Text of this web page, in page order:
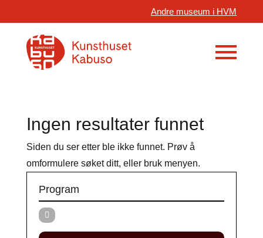
Andre museum i HVM
Ingen resultater funnet
Siden du ser etter ble ikke funnet. Prøv å
omformulere søket ditt, eller bruk menyen.
Program